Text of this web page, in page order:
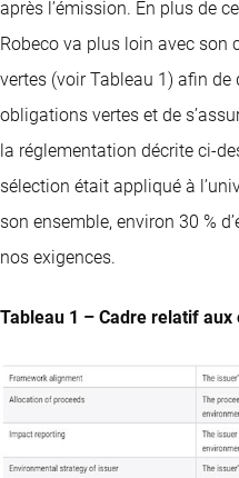
après l’émission. En plus de
Robeco va plus loin avec
vertes (voir Tableau 1) afin de
obligations vertes et de
la réglementation décrite ci-
sélection était appliqué à
son ensemble, environ 30 %
nos exigences.
Tableau 1 – Cadre relatif